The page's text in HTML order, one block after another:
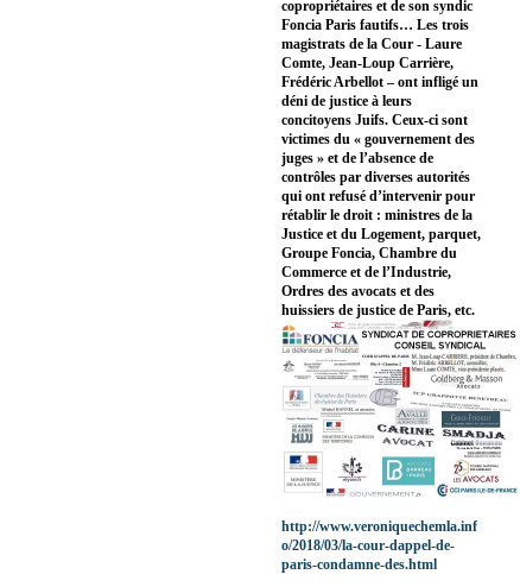
copropriétaires et de son syndic
Foncia Paris fautifs… Les trois
magistrats de la Cour - Laure
Comte, Jean-Loup Carrière,
Frédéric Arbellot – ont infligé un
déni de justice à leurs
concitoyens Juifs. Ceux-ci sont
victimes du « gouvernement des
juges » et de l’absence de
contrôles par diverses autorités
qui ont refusé d’intervenir pour
rétablir le droit : ministres de la
Justice et du Logement, parquet,
Groupe Foncia, Chambre du
Commerce et de l’Industrie,
Ordres des avocats et des
huissiers de justice de Paris, etc.
http://www.veroniquechemla.inf
o/2018/03/la-cour-dappel-de-
paris-condamne-des.html